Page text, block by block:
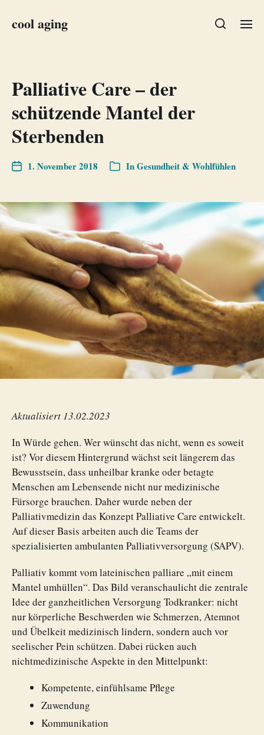
cool aging
Palliative Care – der
schützende Mantel der
Sterbenden
1. November 2018 InGesundheit & Wohlfühlen
Aktualisiert 13.02.2023
In Würde gehen. Wer wünscht das nicht, wenn es soweit
ist? Vor diesem Hintergrund wächst seit längerem das
Bewusstsein, dass unheilbar kranke oder betagte
Menschen am Lebensende nicht nur medizinische
Fürsorge brauchen. Daher wurde neben der
Palliativmedizin das Konzept Palliative Care entwickelt.
Auf dieser Basis arbeiten auch die Teams der
spezialisierten ambulanten Palliativversorgung (SAPV).
Palliativ kommt vom lateinischen palliare „mit einem
Mantel umhüllen“. Das Bild veranschaulicht die zentrale
Idee der ganzheitlichen Versorgung Todkranker: nicht
nur körperliche Beschwerden wie Schmerzen, Atemnot
und Übelkeit medizinisch lindern, sondern auch vor
seelischer Pein schützen. Dabei rücken auch
nichtmedizinische Aspekte in den Mittelpunkt:
Kompetente, einfühlsame Pflege
Zuwendung
Kommunikation